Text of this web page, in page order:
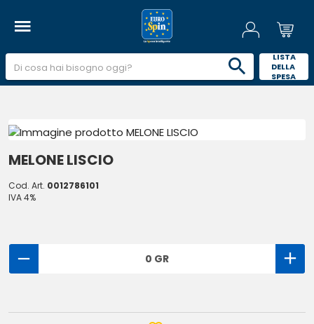
LISTA
DELLA
SPESA
MELONE LISCIO
Cod. Art. 0012786101
IVA 4%
0 GR